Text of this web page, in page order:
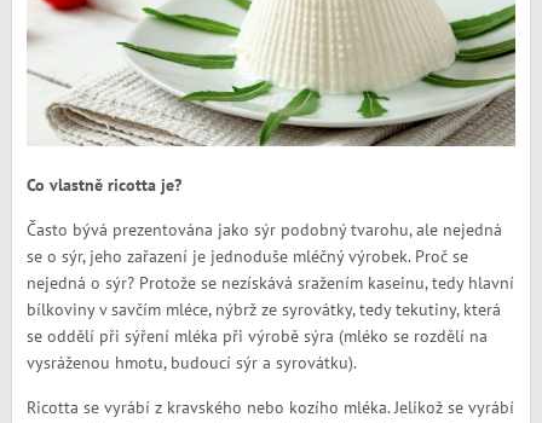
Co vlastně ricotta je?
Často bývá prezentována jako sýr podobný tvarohu, ale nejedná
se o sýr, jeho zařazení je jednoduše mléčný výrobek. Proč se
nejedná o sýr? Protože se nezískává sražením kaseinu, tedy hlavní
bílkoviny v savčím mléce, nýbrž ze syrovátky, tedy tekutiny, která
se oddělí při sýření mléka při výrobě sýra (mléko se rozdělí na
vysráženou hmotu, budoucí sýr a syrovátku).
Ricotta se vyrábí z kravského nebo kozího mléka. Jelikož se vyrábí